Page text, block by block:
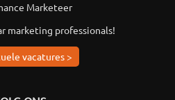
Marketeer
marketing professionals!
vacatures >